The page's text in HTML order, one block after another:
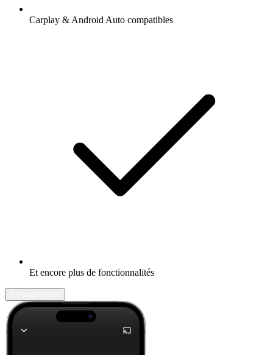
Carplay & Android Auto compatibles
Et encore plus de fonctionnalités